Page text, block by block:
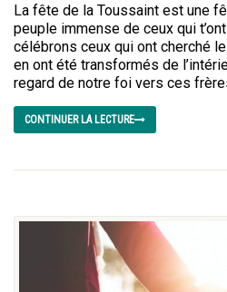
La fête de la Toussaint est une
peuple immense de ceux qui
célébrons ceux qui ont cherché
en ont été transformés de
regard de notre foi vers ces
CONTINUER LA LECTURE